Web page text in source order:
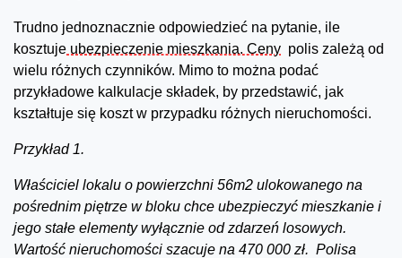
Trudno jednoznacznie odpowiedzieć na pytanie, ile
kosztuje ubezpieczenie mieszkania. Ceny polis zależą od
wielu różnych czynników. Mimo to można podać
przykładowe kalkulacje składek, by przedstawić, jak
kształtuje się koszt w przypadku różnych nieruchomości.
Przykład 1.
Właściciel lokalu o powierzchni 56m2 ulokowanego na
pośrednim piętrze w bloku chce ubezpieczyć mieszkanie i
jego stałe elementy wyłącznie od zdarzeń losowych.
Wartość nieruchomości szacuje na 470 000 zł. Polisa